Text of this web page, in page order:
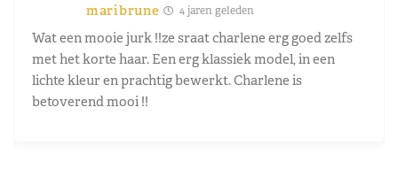
maribrune 4 jaren geleden
Wat een mooie jurk !!ze sraat charlene erg goed zelfs
met het korte haar. Een erg klassiek model, in een
lichte kleur en prachtig bewerkt. Charlene is
betoverend mooi !!